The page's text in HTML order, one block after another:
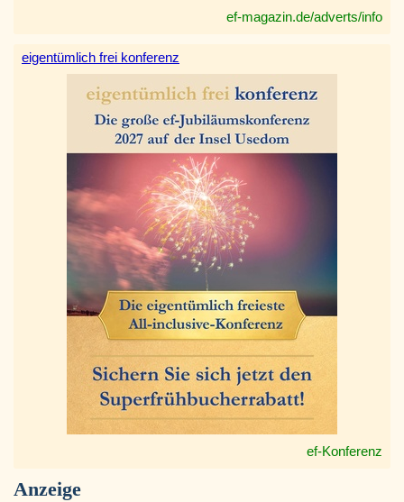
ef-magazin.de/adverts/info
eigentümlich frei konferenz
ef-Konferenz
Anzeige